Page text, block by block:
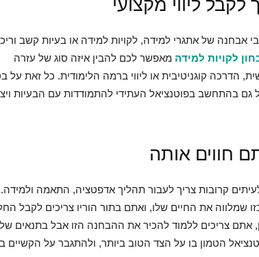
ליווי מקצועי
אבחנה של אתגרי למידה, לקויות למידה או בעיות קשב
לקויות למידה מאפשר לכם להבין איזה סוג של עזרה
הדרכה קוגניטיבית או ליווי ברמה הלימודית. כל זאת על
בהתחשב בפוטנציאל העתידי להתמודדות עם הבעיות
חווים אותה
קרובות צריך לעבור תהליך אדפטציה, התאמה
שמלווה את החיים שלו, ואתם בתור הוריו צריכים לקבל
אתם צריכים ללמוד להכיר את ההבחנה הזו אבל בתנאים
הטמון בו על הצד הטוב ביותר, ולהתגבר על הקשיים